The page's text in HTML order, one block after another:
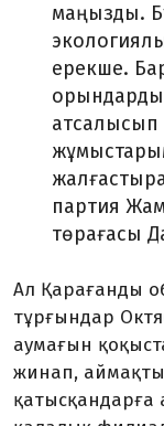
маңызды.
ерекше.
орындарды
атсалысып
партия
төрағасы
Ал Қарағанды
тұрғындар
аумағын
жинап, аймақты
қатысқандарға